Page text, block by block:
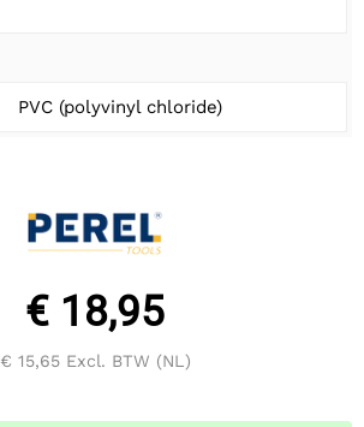
PVC (polyvinyl chloride)
€ 18,95
€ 15,65Excl. BTW (NL)